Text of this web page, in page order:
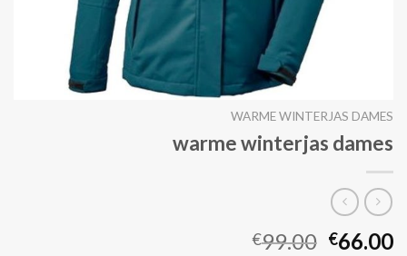
WARME WINTERJAS DAMES
warme winterjas dames
€99.00 €66.00